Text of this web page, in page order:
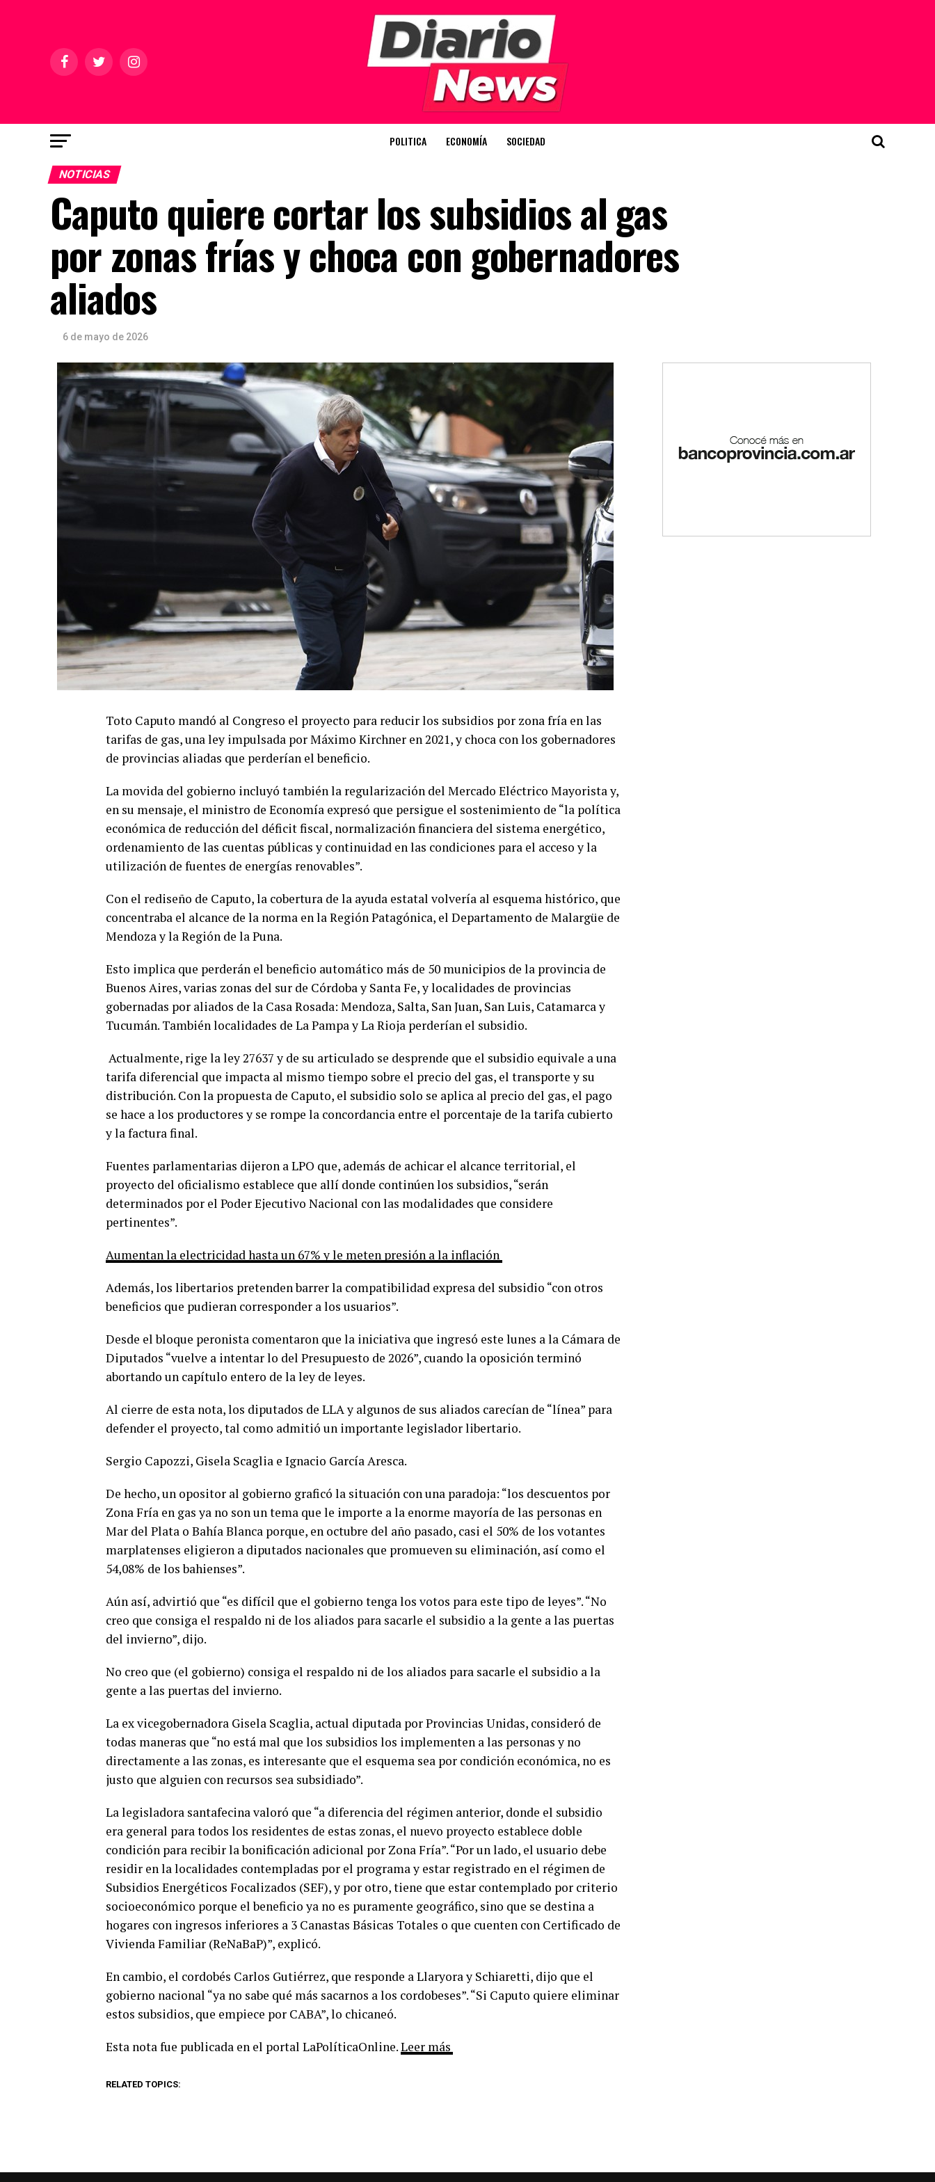
POLITICA ECONOMÍA SOCIEDAD
NOTICIAS
Caputo quiere cortar los subsidios al gas
por zonas frías y choca con gobernadores
aliados
6 de mayo de 2026
Toto Caputo mandó al Congreso el proyecto para reducir los subsidios por zona fría en las
tarifas de gas, una ley impulsada por Máximo Kirchner en 2021, y choca con los gobernadores
de provincias aliadas que perderían el beneficio.
La movida del gobierno incluyó también la regularización del Mercado Eléctrico Mayorista y,
en su mensaje, el ministro de Economía expresó que persigue el sostenimiento de “la política
económica de reducción del déficit fiscal, normalización financiera del sistema energético,
ordenamiento de las cuentas públicas y continuidad en las condiciones para el acceso y la
utilización de fuentes de energías renovables”.
Con el rediseño de Caputo, la cobertura de la ayuda estatal volvería al esquema histórico, que
concentraba el alcance de la norma en la Región Patagónica, el Departamento de Malargüe de
Mendoza y la Región de la Puna.
Esto implica que perderán el beneficio automático más de 50 municipios de la provincia de
Buenos Aires, varias zonas del sur de Córdoba y Santa Fe, y localidades de provincias
gobernadas por aliados de la Casa Rosada: Mendoza, Salta, San Juan, San Luis, Catamarca y
Tucumán. También localidades de La Pampa y La Rioja perderían el subsidio.
Actualmente, rige la ley 27637 y de su articulado se desprende que el subsidio equivale a una
tarifa diferencial que impacta al mismo tiempo sobre el precio del gas, el transporte y su
distribución. Con la propuesta de Caputo, el subsidio solo se aplica al precio del gas, el pago
se hace a los productores y se rompe la concordancia entre el porcentaje de la tarifa cubierto
y la factura final.
Fuentes parlamentarias dijeron a LPO que, además de achicar el alcance territorial, el
proyecto del oficialismo establece que allí donde continúen los subsidios, “serán
determinados por el Poder Ejecutivo Nacional con las modalidades que considere
pertinentes”.
Aumentan la electricidad hasta un 67% y le meten presión a la inflación
Además, los libertarios pretenden barrer la compatibilidad expresa del subsidio “con otros
beneficios que pudieran corresponder a los usuarios”.
Desde el bloque peronista comentaron que la iniciativa que ingresó este lunes a la Cámara de
Diputados “vuelve a intentar lo del Presupuesto de 2026”, cuando la oposición terminó
abortando un capítulo entero de la ley de leyes.
Al cierre de esta nota, los diputados de LLA y algunos de sus aliados carecían de “línea” para
defender el proyecto, tal como admitió un importante legislador libertario.
Sergio Capozzi, Gisela Scaglia e Ignacio García Aresca.
De hecho, un opositor al gobierno graficó la situación con una paradoja: “los descuentos por
Zona Fría en gas ya no son un tema que le importe a la enorme mayoría de las personas en
Mar del Plata o Bahía Blanca porque, en octubre del año pasado, casi el 50% de los votantes
marplatenses eligieron a diputados nacionales que promueven su eliminación, así como el
54,08% de los bahienses”.
Aún así, advirtió que “es difícil que el gobierno tenga los votos para este tipo de leyes”. “No
creo que consiga el respaldo ni de los aliados para sacarle el subsidio a la gente a las puertas
del invierno”, dijo.
No creo que (el gobierno) consiga el respaldo ni de los aliados para sacarle el subsidio a la
gente a las puertas del invierno.
La ex vicegobernadora Gisela Scaglia, actual diputada por Provincias Unidas, consideró de
todas maneras que “no está mal que los subsidios los implementen a las personas y no
directamente a las zonas, es interesante que el esquema sea por condición económica, no es
justo que alguien con recursos sea subsidiado”.
La legisladora santafecina valoró que “a diferencia del régimen anterior, donde el subsidio
era general para todos los residentes de estas zonas, el nuevo proyecto establece doble
condición para recibir la bonificación adicional por Zona Fría”. “Por un lado, el usuario debe
residir en la localidades contempladas por el programa y estar registrado en el régimen de
Subsidios Energéticos Focalizados (SEF), y por otro, tiene que estar contemplado por criterio
socioeconómico porque el beneficio ya no es puramente geográfico, sino que se destina a
hogares con ingresos inferiores a 3 Canastas Básicas Totales o que cuenten con Certificado de
Vivienda Familiar (ReNaBaP)”, explicó.
En cambio, el cordobés Carlos Gutiérrez, que responde a Llaryora y Schiaretti, dijo que el
gobierno nacional “ya no sabe qué más sacarnos a los cordobeses”. “Si Caputo quiere eliminar
estos subsidios, que empiece por CABA”, lo chicaneó.
Esta nota fue publicada en el portal LaPolíticaOnline.Leer más
RELATED TOPICS: